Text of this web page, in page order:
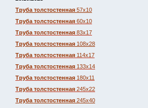
Труба толстостенная 57х10
Труба толстостенная 60х10
Труба толстостенная 83х17
Труба толстостенная 108х28
Труба толстостенная 114х17
Труба толстостенная 133х14
Труба толстостенная 180х11
Труба толстостенная 245х22
Труба толстостенная 245х40